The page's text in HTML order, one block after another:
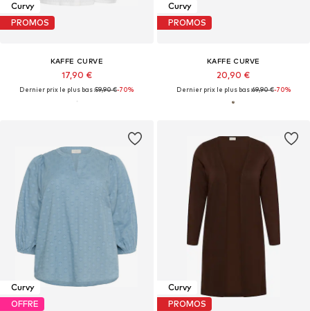
Curvy
PROMOS
KAFFE CURVE
17,90 €
Dernier prix le plus bas :59,90 €-70%
Curvy
PROMOS
KAFFE CURVE
20,90 €
Dernier prix le plus bas :69,90 €-70%
Curvy
OFFRE
Curvy
PROMOS